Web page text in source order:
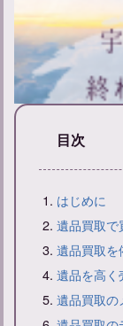
目次
はじめに
遺品買取で
遺品買取を
遺品を高く
遺品買取の